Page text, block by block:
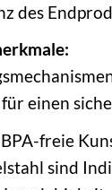
des
einen
BPA-freie
sind